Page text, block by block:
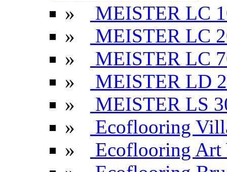
»
MEISTER LC
»
MEISTER LC
»
MEISTER LC
»
MEISTER LD
»
MEISTER LS
»
Ecoflooring
»
Ecoflooring Art